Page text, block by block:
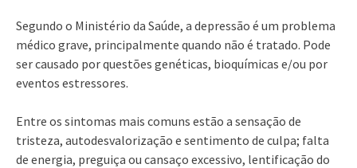
Segundo o Ministério da Saúde, a depressão é um problema
médico grave, principalmente quando não é tratado. Pode
ser causado por questões genéticas, bioquímicas e/ou por
eventos estressores.
Entre os sintomas mais comuns estão a sensação de
tristeza, autodesvalorização e sentimento de culpa; falta
de energia, preguiça ou cansaço excessivo, lentificação do